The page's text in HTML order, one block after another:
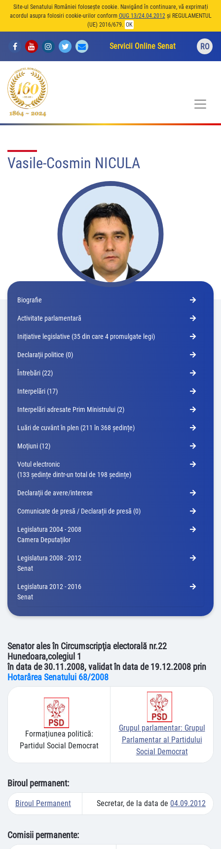
Site-ul Senatului României folosește cookie. Navigând în continuare, vă exprimați
acordul asupra folosiri cookie-urilor conform OUG 13/24.04.2012și REGULAMENTUL
(UE) 2016/679. OK
Servicii Online Senat RO
Vasile-Cosmin NICULA
Biografie
Activitate parlamentară
Iniţiative legislative (35 din care 4 promulgate legi)
Declaraţii politice (0)
Întrebări (22)
Interpelări (17)
Interpelări adresate Prim Ministrului (2)
Luări de cuvânt în plen (211 în 368 ședințe)
Moţiuni (12)
Votul electronic
(133 ședințe dintr-un total de 198 ședințe)
Declaraţii de avere/interese
Comunicate de presă / Declarații de presă (0)
Legislatura 2004 - 2008
Camera Deputaţilor
Legislatura 2008 - 2012
Senat
Legislatura 2012 - 2016
Senat
Senator ales în Circumscripţia electorală nr.22
Hunedoara,colegiul 1
în data de 30.11.2008, validat în data de 19.12.2008 prin
Hotarârea Senatului 68/2008
Formaţiunea politică:
Partidul Social Democrat
Grupul parlamentar: Grupul
Parlamentar al Partidului
Social Democrat
Biroul permanent:
Biroul Permanent Secretar, de la data de 04.09.2012
Comisii permanente: